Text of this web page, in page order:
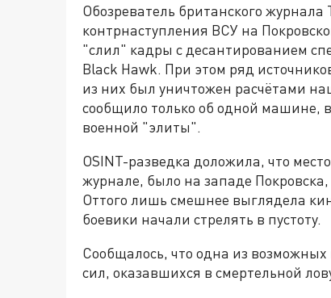
Обозреватель британского
контрнаступления ВСУ на
"слил" кадры с десантированием
Black Hawk. При этом ряд
из них был уничтожен расчётами
сообщило только об одной машине,
военной "элиты".
OSINT-разведка доложила, что
журнале, было на западе
Оттого лишь смешнее выглядела
боевики начали стрелять в пустоту.
Сообщалось, что одна из
сил, оказавшихся в смертельной